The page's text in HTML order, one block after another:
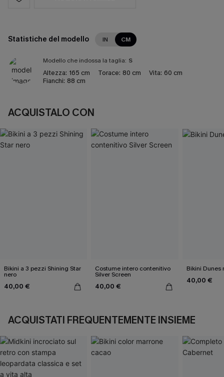
Statistiche del modello IN CM
Modello che indossa la taglia: S
Altezza: 165 cm Torace: 80 cm Vita: 60 cm
Fianchi: 88 cm
ACQUISTALO CON
Bikini a 3 pezzi Shining Star
nero
40,00 €
Costume intero contenitivo
Silver Screen
40,00 €
Bikini Dunes
40,00 €
ACQUISTATI FREQUENTEMENTE INSIEME